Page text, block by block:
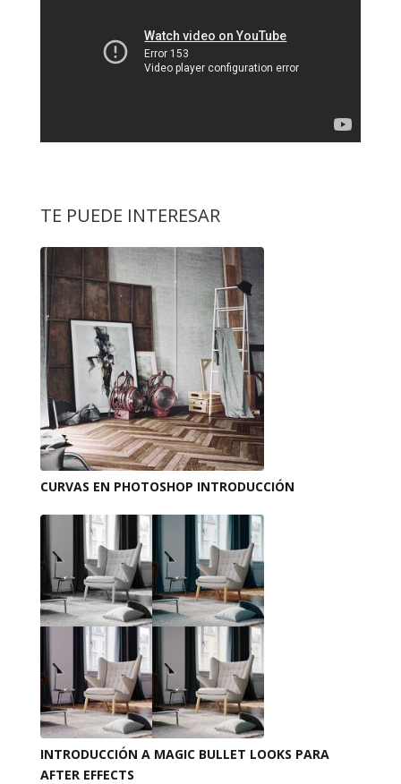
TE PUEDE INTERESAR
CURVAS EN PHOTOSHOP INTRODUCCIÓN
INTRODUCCIÓN A MAGIC BULLET LOOKS PARA
AFTER EFFECTS